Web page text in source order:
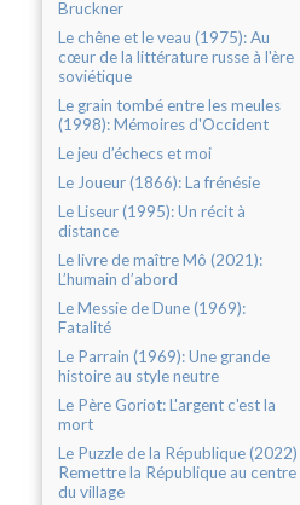
Bruckner
Le chêne et le veau (1975): Au
cœur de la littérature russe à l'ère
soviétique
Le grain tombé entre les meules
(1998): Mémoires d'Occident
Le jeu d’échecs et moi
Le Joueur (1866): La frénésie
Le Liseur (1995): Un récit à
distance
Le livre de maître Mô (2021):
L’humain d’abord
Le Messie de Dune (1969):
Fatalité
Le Parrain (1969): Une grande
histoire au style neutre
Le Père Goriot: L'argent c'est la
mort
Le Puzzle de la République (2022)
Remettre la République au centre
du village